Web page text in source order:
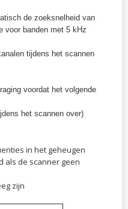
de zoeksnelheid van
voor banden met 5 kHz
tijdens het scannen
voordat het volgende
het scannen over)
in het geheugen
als de scanner geen
zijn